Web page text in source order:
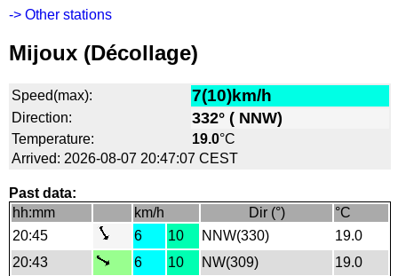
-> Other stations
Mijoux (Décollage)
Speed(max): 7(10)km/h
Direction: 332° ( NNW)
Temperature: 19.0°C
Arrived: 2026-08-07 20:47:07 CEST
Past data:
hh:mm
km/h Dir (°)
°C
20:45
6 10 NNW(330)
19.0
20:43
6 10 NW(309)
19.0